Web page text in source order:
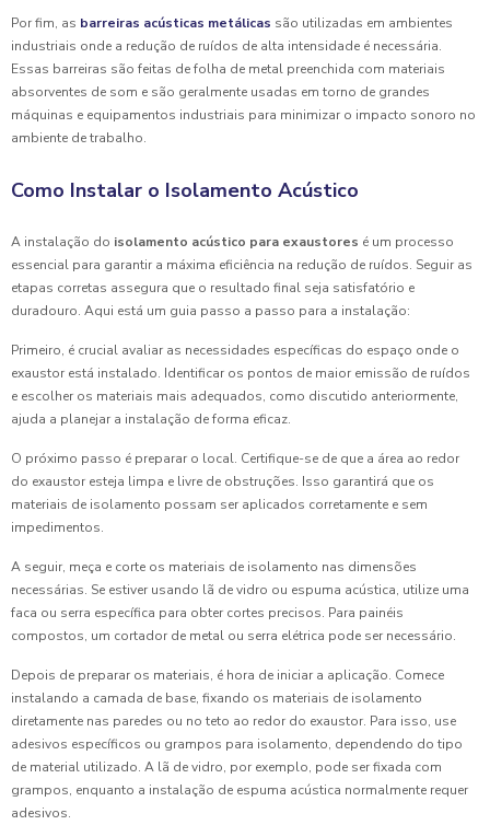
Por fim, as barreiras acústicas metálicas são utilizadas em ambientes
industriais onde a redução de ruídos de alta intensidade é necessária.
Essas barreiras são feitas de folha de metal preenchida com materiais
absorventes de som e são geralmente usadas em torno de grandes
máquinas e equipamentos industriais para minimizar o impacto sonoro no
ambiente de trabalho.
Como Instalar o Isolamento Acústico
A instalação do isolamento acústico para exaustores é um processo
essencial para garantir a máxima eficiência na redução de ruídos. Seguir as
etapas corretas assegura que o resultado final seja satisfatório e
duradouro. Aqui está um guia passo a passo para a instalação:
Primeiro, é crucial avaliar as necessidades específicas do espaço onde o
exaustor está instalado. Identificar os pontos de maior emissão de ruídos
e escolher os materiais mais adequados, como discutido anteriormente,
ajuda a planejar a instalação de forma eficaz.
O próximo passo é preparar o local. Certifique-se de que a área ao redor
do exaustor esteja limpa e livre de obstruções. Isso garantirá que os
materiais de isolamento possam ser aplicados corretamente e sem
impedimentos.
A seguir, meça e corte os materiais de isolamento nas dimensões
necessárias. Se estiver usando lã de vidro ou espuma acústica, utilize uma
faca ou serra específica para obter cortes precisos. Para painéis
compostos, um cortador de metal ou serra elétrica pode ser necessário.
Depois de preparar os materiais, é hora de iniciar a aplicação. Comece
instalando a camada de base, fixando os materiais de isolamento
diretamente nas paredes ou no teto ao redor do exaustor. Para isso, use
adesivos específicos ou grampos para isolamento, dependendo do tipo
de material utilizado. A lã de vidro, por exemplo, pode ser fixada com
grampos, enquanto a instalação de espuma acústica normalmente requer
adesivos.